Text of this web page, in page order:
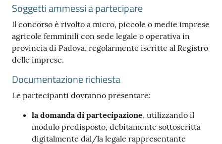
Newsle
tter
Sala
Seguici
Soggetti ammessi a partecipare
Il concorso è rivolto a micro, piccole o medie imprese
agricole femminili con sede legale o operativa in
provincia di Padova, regolarmente iscritte al Registro
delle imprese.
Documentazione richiesta
Le partecipanti dovranno presentare:
la domanda di partecipazione, utilizzando il
modulo predisposto, debitamente sottoscritta
digitalmente dal/la legale rappresentante